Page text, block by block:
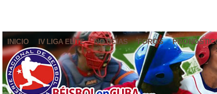
INICIO IV LIGA ELITE NOTICIAS FOROS